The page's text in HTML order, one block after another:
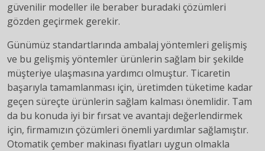
güvenilir modeller ile beraber buradaki çözümleri
gözden geçirmek gerekir.
Günümüz standartlarında ambalaj yöntemleri gelişmiş
ve bu gelişmiş yöntemler ürünlerin sağlam bir şekilde
müşteriye ulaşmasına yardımcı olmuştur. Ticaretin
başarıyla tamamlanması için, üretimden tüketime kadar
geçen süreçte ürünlerin sağlam kalması önemlidir. Tam
da bu konuda iyi bir fırsat ve avantajı değerlendirmek
için, firmamızın çözümleri önemli yardımlar sağlamıştır.
Otomatik çember makinası fiyatları uygun olmakla